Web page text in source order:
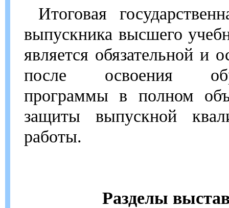
Итоговая
выпускника высшего
является обязательной и
после освоения
программы в полном
защиты выпускной
работы.
Разделы